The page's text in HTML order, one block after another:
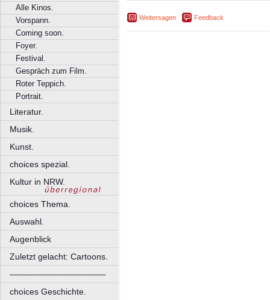
Alle Kinos.
Vorspann.
Coming soon.
Foyer.
Festival.
Gespräch zum Film.
Roter Teppich.
Portrait.
Literatur.
Musik.
Kunst.
choices spezial.
Kultur in NRW.
choices Thema.
Auswahl.
Augenblick
Zuletzt gelacht: Cartoons.
––––––––––––––––––––
choices Geschichte.
Weitersagen Feedback